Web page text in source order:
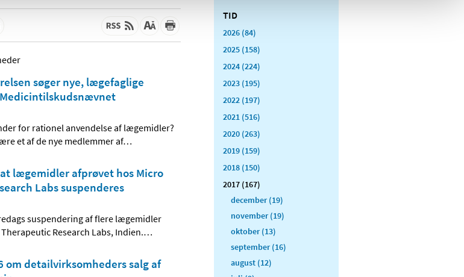
søger nye, lægefaglige
for rationel anvendelse af lægemidler?
et af de nye medlemmer af…
lægemidler afprøvet hos Micro
Labs suspenderes
suspendering af flere lægemidler
Research Labs, Indien.…
om detailvirksomheders salg af
TID
2026 (84)
2025 (158)
2024 (224)
2023 (195)
2022 (197)
2021 (516)
2020 (263)
2019 (159)
2018 (150)
2017 (167)
december (19)
november (19)
oktober (13)
september (16)
august (12)